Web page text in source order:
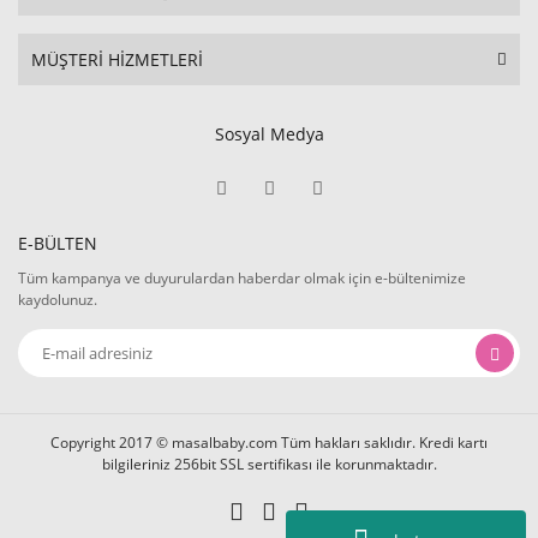
MÜŞTERİ HİZMETLERİ
Sosyal Medya
E-BÜLTEN
Tüm kampanya ve duyurulardan haberdar olmak için e-bültenimize
kaydolunuz.
Copyright 2017 © masalbaby.com Tüm hakları saklıdır. Kredi kartı
bilgileriniz 256bit SSL sertifikası ile korunmaktadır.